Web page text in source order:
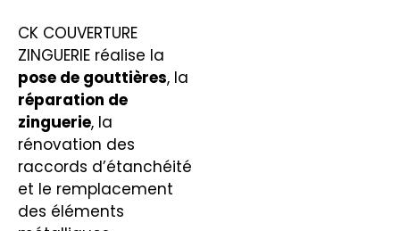
CK COUVERTURE
ZINGUERIE réalise la
pose de gouttières, la
réparation de
zinguerie, la
rénovation des
raccords d’étanchéité
et le remplacement
des éléments